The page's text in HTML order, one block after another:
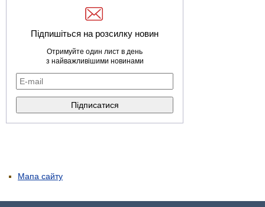
Підпишіться на розсилку новин
Отримуйте один лист в день
з найважливішими новинами
Мапа сайту